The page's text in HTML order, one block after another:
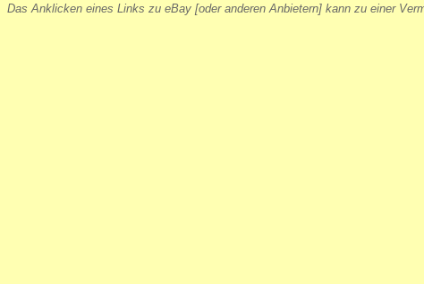
Das Anklicken eines Links zu eBay [oder anderen Anbietern] kann zu einer